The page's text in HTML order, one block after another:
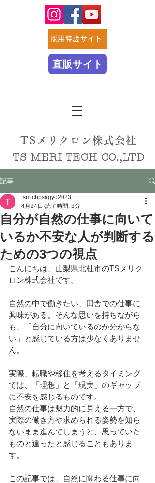
TSメリクロン株式会社
TS MERI TECH CO.,LTD
採用特設サイト
直販サイト
記事
自分が自然の仕事に向いて
いるか不安な人が判断する
ための3つの視点
tsmtchpsagyo2023
4月24日 読了時間: 8分
こんにちは、山梨県北杜市のTSメリク
ロン株式会社です。
自然の中で働きたい、田舎での仕事に
興味がある。そんな思いを持ちながら
も、「自分に向いているのか分からな
い」と感じている方は少なくありませ
ん。
実際、転職や移住を考えるタイミング
では、「理想」と「現実」のギャップ
に不安を感じるものです。
自然の仕事は魅力的に見える一方で、
実際の働き方や求められる姿勢を知ら
ないまま進んでしまうと、思っていた
ものと違ったと感じることもありま
す。
この記事では、自然に関わる仕事に向